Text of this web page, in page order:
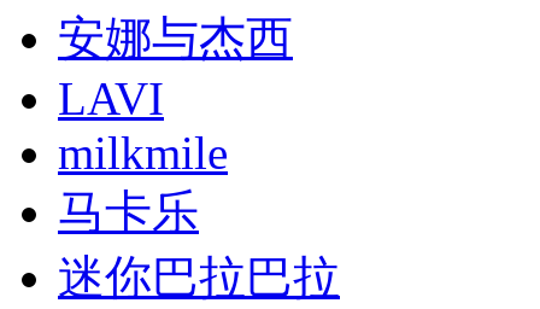
安娜与杰西
LAVI
milkmile
马卡乐
迷你巴拉巴拉